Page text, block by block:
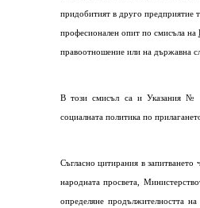
придобитият в друго предприятие
професионален опит по смисъла на
правоотношение или на държавна
В този смисъл са и Указания
социалната политика по
Съгласно цитирания в запитването
народната просвета,
определяне продължителността